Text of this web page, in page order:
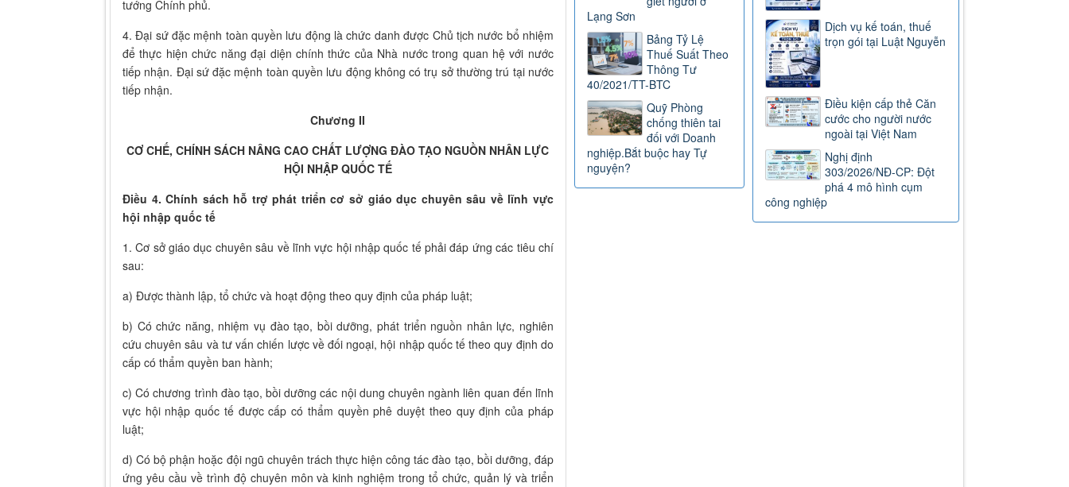
tướng Chính phủ.
4. Đại sứ đặc mệnh toàn quyền lưu động là chức danh được Chủ tịch nước bổ nhiệm
để thực hiện chức năng đại diện chính thức của Nhà nước trong quan hệ với nước
tiếp nhận. Đại sứ đặc mệnh toàn quyền lưu động không có trụ sở thường trú tại nước
tiếp nhận.
Chương II
CƠ CHẾ, CHÍNH SÁCH NÂNG CAO CHẤT LƯỢNG ĐÀO TẠO NGUỒN NHÂN LỰC
HỘI NHẬP QUỐC TẾ
Điều 4. Chính sách hỗ trợ phát triển cơ sở giáo dục chuyên sâu về lĩnh vực
hội nhập quốc tế
1. Cơ sở giáo dục chuyên sâu về lĩnh vực hội nhập quốc tế phải đáp ứng các tiêu chí
sau:
a) Được thành lập, tổ chức và hoạt động theo quy định của pháp luật;
b) Có chức năng, nhiệm vụ đào tạo, bồi dưỡng, phát triển nguồn nhân lực, nghiên
cứu chuyên sâu và tư vấn chiến lược về đối ngoại, hội nhập quốc tế theo quy định do
cấp có thẩm quyền ban hành;
c) Có chương trình đào tạo, bồi dưỡng các nội dung chuyên ngành liên quan đến lĩnh
vực hội nhập quốc tế được cấp có thẩm quyền phê duyệt theo quy định của pháp
luật;
d) Có bộ phận hoặc đội ngũ chuyên trách thực hiện công tác đào tạo, bồi dưỡng, đáp
ứng yêu cầu về trình độ chuyên môn và kinh nghiệm trong tổ chức, quản lý và triển
Dịch vụ kế toán, thuế
trọn gói tại Luật Nguyễn
Điều kiện cấp thẻ Căn
cước cho người nước
ngoài tại Việt Nam
Nghị định
303/2026/NĐ-CP: Đột
phá 4 mô hình cụm
công nghiệp
Lạng Sơn
Bảng Tỷ Lệ
Thuế Suất Theo
Thông Tư
40/2021/TT-BTC
Quỹ Phòng
chống thiên tai
đối với Doanh
nghiệp.Bắt buộc hay Tự
nguyện?